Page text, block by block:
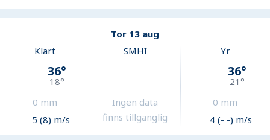
Tor 13 aug
Klart
36°
18°
0 mm
5 (8) m/s
SMHI
Ingen data
finns tillgänglig
Yr
36°
21°
0 mm
4 (- -) m/s